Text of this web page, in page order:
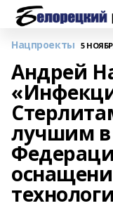
Нацпроекты 5
Андрей
лучшим в